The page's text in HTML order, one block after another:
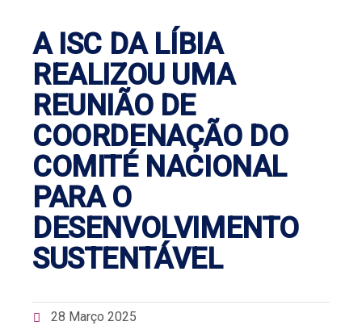
A ISC DA LÍBIA
REALIZOU UMA
REUNIÃO DE
COORDENAÇÃO DO
COMITÉ NACIONAL
PARA O
DESENVOLVIMENTO
SUSTENTÁVEL
28 Março 2025